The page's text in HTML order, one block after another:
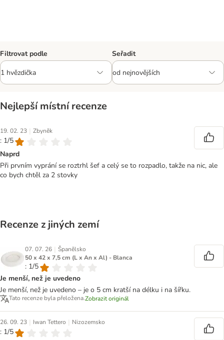
Filtrovat podle Seřadit
Nejlepší místní recenze
19. 02. 23 | Zbyněk
: 1/5
Naprd
Při prvním vyprání se roztrhl šef a celý se to rozpadlo, takže na nic, ale
co bych chtěl za 2 stovky
Recenze z jiných zemí
07. 07. 26 | Španělsko
50 x 42 x 7,5 cm (L x An x Al) - Blanca
: 1/5
Je menší, než je uvedeno
Je menší, než je uvedeno – je o 5 cm kratší na délku i na šířku.
Tato recenze byla přeložena.Zobrazit originál
26. 09. 23 | Iwan Tettero | Nizozemsko
: 1/5